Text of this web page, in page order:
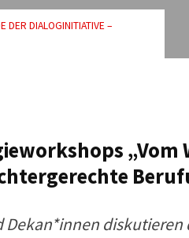
DER DIALOGINITIATIVE –
„Vom